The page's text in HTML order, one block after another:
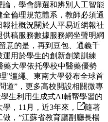
，學會篩選和辨別人工智能
倫理規范體系，教師必須通
社概況關於人平易近網報社
稿服務數據服務網坐聲明網
意的是，再到豆包、通義千
用於學生的創新創業訓練
大學依托學校中醫藥優勢
”缰繩。東南大學發布全球首
道”，更多高校開設相關微專
生利用生成式AI輔帮學習的
，11月，近3年來，
隨著
，”江蘇省教育廳副廳長楊